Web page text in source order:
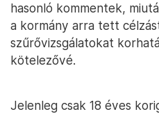
hasonló kommentek,
a kormány arra tett
szűrővizsgálatokat
kötelezővé.
Jelenleg csak 18 éves